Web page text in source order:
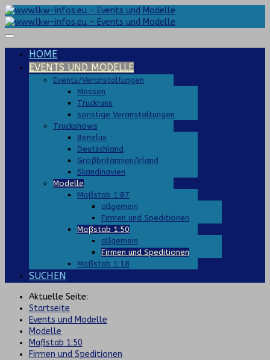
HOME
EVENTS UND MODELLE
Events/Veranstaltungen
Messen
Truckruns
sonstige Veranstaltungen
Truckshows
Benelux
Deutschland
Großbritannien/Irland
Skandinavien
Modelle
Maßstab 1:87
allgemein
Firmen und Speditionen
Maßstab 1:50
allgemein
Firmen und Speditionen
Maßstab 1:18
SUCHEN
Aktuelle Seite:
Startseite
Events und Modelle
Modelle
Maßstab 1:50
Firmen und Speditionen